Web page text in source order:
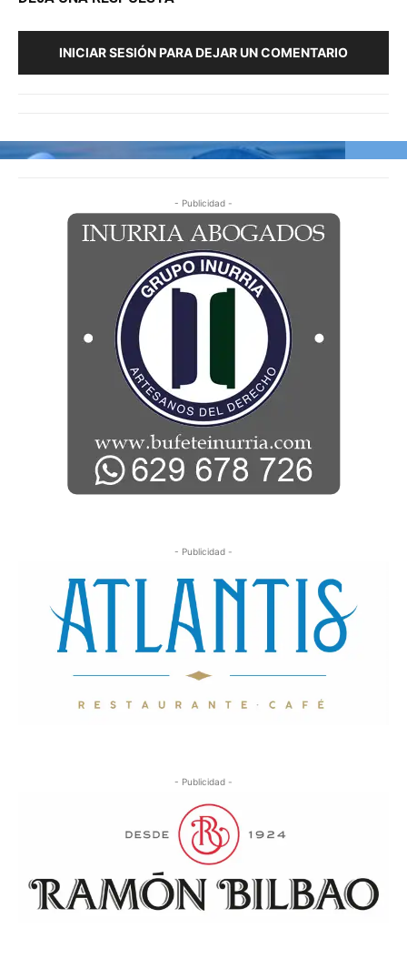
INICIAR SESIÓN PARA DEJAR UN COMENTARIO
- Publicidad -
- Publicidad -
- Publicidad -